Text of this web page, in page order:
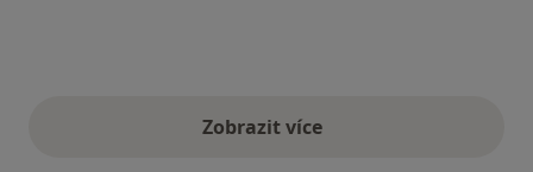
Zobrazit vícevýše uvedené názory